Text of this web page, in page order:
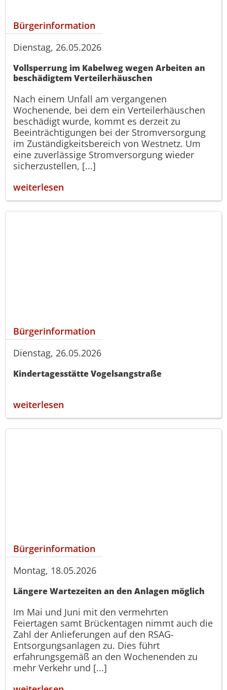
Bürgerinformation
Dienstag, 26.05.2026
Vollsperrung im Kabelweg wegen Arbeiten an
beschädigtem Verteilerhäuschen
Nach einem Unfall am vergangenen
Wochenende, bei dem ein Verteilerhäuschen
beschädigt wurde, kommt es derzeit zu
Beeinträchtigungen bei der Stromversorgung
im Zuständigkeitsbereich von Westnetz. Um
eine zuverlässige Stromversorgung wieder
sicherzustellen, [...]
weiterlesen
Bürgerinformation
Dienstag, 26.05.2026
Kindertagesstätte Vogelsangstraße
weiterlesen
Bürgerinformation
Montag, 18.05.2026
Längere Wartezeiten an den Anlagen möglich
Im Mai und Juni mit den vermehrten
Feiertagen samt Brückentagen nimmt auch die
Zahl der Anlieferungen auf den RSAG-
Entsorgungsanlagen zu. Dies führt
erfahrungsgemäß an den Wochenenden zu
mehr Verkehr und [...]